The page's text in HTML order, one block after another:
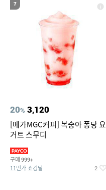
7
20% 3,120
[메가MGC커피] 복숭아 퐁당 요
거트 스무디
구매 999+
11번가 쇼킹딜 2